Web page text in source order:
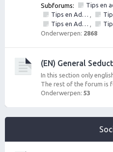
Subforums:
Tips en advies vrouwen versieren:
Tips en Advies: Daten met vrouwen
, Tips en Advies:
Tips en Advies: Inner Game
, Tips en
Onderwerpen: 2868
(EN) General
In this section only
The rest of the forum is
Onderwerpen: 53